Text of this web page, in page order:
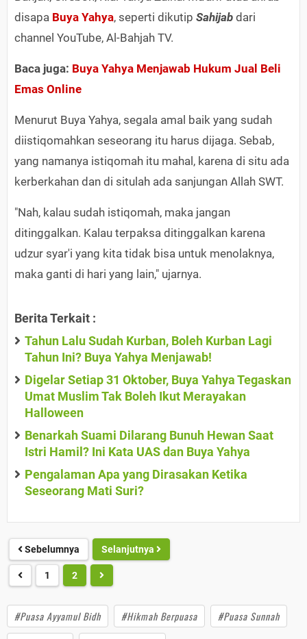
disapa Buya Yahya, seperti dikutip Sahijab dari
channel YouTube, Al-Bahjah TV.
Baca juga: Buya Yahya Menjawab Hukum Jual Beli
Emas Online​
Menurut Buya Yahya, segala amal baik yang sudah
diistiqomahkan seseorang itu harus dijaga. Sebab,
yang namanya istiqomah itu mahal, karena di situ ada
kerberkahan dan di situlah ada sanjungan Allah SWT.
"Nah, kalau sudah istiqomah, maka jangan
ditinggalkan. Kalau terpaksa ditinggalkan karena
udzur syar'i yang kita tidak bisa untuk menolaknya,
maka ganti di hari yang lain," ujarnya.
Berita Terkait :
Tahun Lalu Sudah Kurban, Boleh Kurban Lagi
Tahun Ini? Buya Yahya Menjawab!
Digelar Setiap 31 Oktober, Buya Yahya Tegaskan
Umat Muslim Tak Boleh Ikut Merayakan
Halloween
Benarkah Suami Dilarang Bunuh Hewan Saat
Istri Hamil? Ini Kata UAS dan Buya Yahya
Pengalaman Apa yang Dirasakan Ketika
Seseorang Mati Suri?
Sebelumnya Selanjutnya
1 2
#Puasa Ayyamul Bidh #Hikmah Berpuasa
#Puasa Sunnah